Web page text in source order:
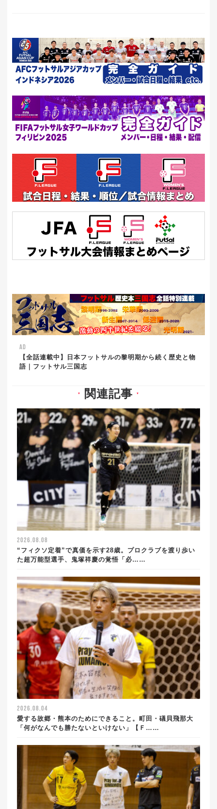
AD
【全話連載中】日本フットサルの黎明期から続く歴史と物
語｜フットサル三国志
▼ 関連記事 ▼
2026.08.08
“フィクソ定着”で真価を示す28歳。プロクラブを渡り歩い
た超万能型選手、鬼塚祥慶の覚悟「必……
2026.08.04
愛する故郷・熊本のためにできること。町田・礒貝飛那大
「何がなんでも勝たないといけない」【Ｆ……